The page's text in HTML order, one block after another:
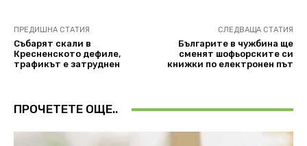
ПРЕДИШНА СТАТИЯ
Събарят скали в
Кресненското дефиле,
трафикът е затруднен
СЛЕДВАЩА СТАТИЯ
Българите в чужбина ще
сменят шофьорските си
книжки по електронен път
ПРОЧЕТЕТЕ ОЩЕ..